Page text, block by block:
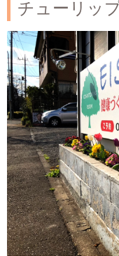
チューリッ